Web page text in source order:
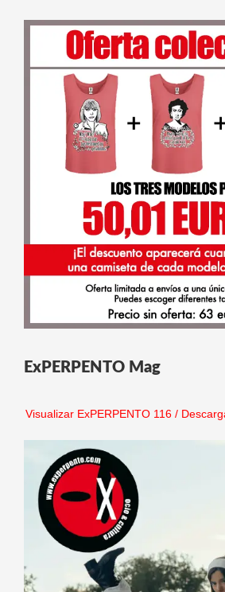
ExPERPENTO Mag
Visualizar ExPERPENTO 116/